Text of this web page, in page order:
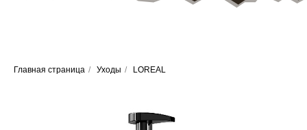
Главная страница / Уходы / LOREAL